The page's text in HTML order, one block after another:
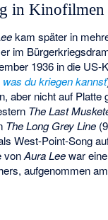
in Kinofilmen
kam später in
im
1936 in die US-
du kriegen kannst
aber nicht auf Platte
The Last
The Long Grey Line
West-Point-Song
vonAura Leewar
, aufgenommen